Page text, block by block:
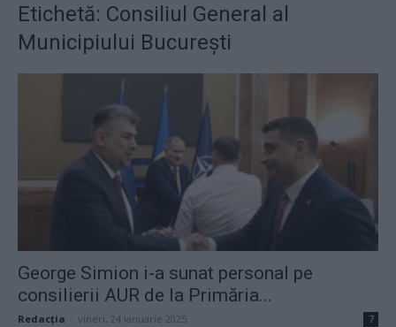
Etichetă: Consiliul General al
Municipiului București
George Simion i-a sunat personal pe
consilierii AUR de la Primăria...
Redacţia vineri, 24 ianuarie 2025 7